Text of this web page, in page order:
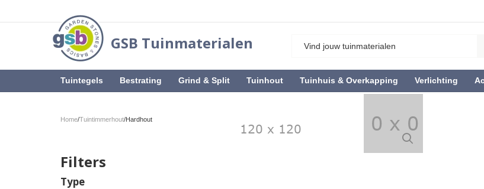
GSB Tuinmaterialen
Tuintegels Bestrating Grind & Split Tuinhout Tuinhuis & Overkapping Verlichting
Home/Tuintimmerhout/Hardhout
Filters
Type